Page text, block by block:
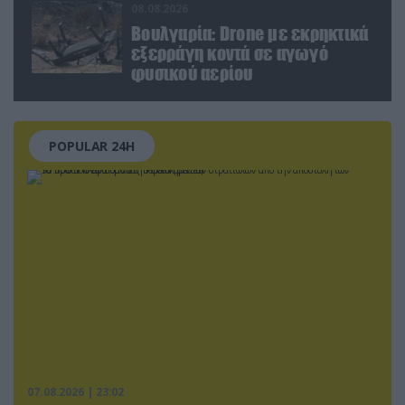
Βουλγαρία: Drone με εκρηκτικά
εξερράγη κοντά σε αγωγό
φυσικού αερίου
POPULAR 24H
07.08.2026 | 23:02